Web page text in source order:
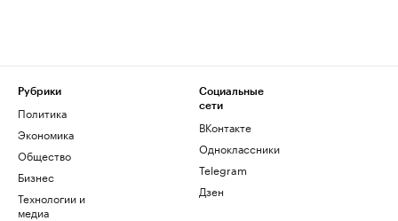
Рубрики
Политика
Экономика
Общество
Бизнес
Технологии и
медиа
Социальные
сети
ВКонтакте
Одноклассники
Telegram
Дзен